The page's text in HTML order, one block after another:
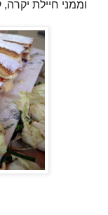
וממני חיילת